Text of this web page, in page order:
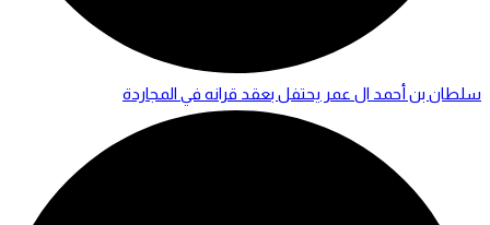
سلطان بن أحمد ال عمر يحتفل بعقد قرانه في المجاردة